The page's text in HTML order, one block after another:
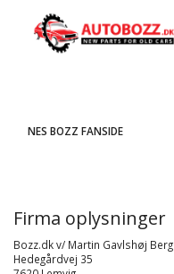
NES BOZZ FANSIDE
Firma oplysninger
Bozz.dk v/ Martin Gavlshøj Berg
Hedegårdvej 35